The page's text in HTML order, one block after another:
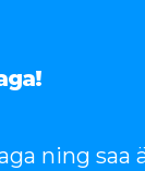
ning saa